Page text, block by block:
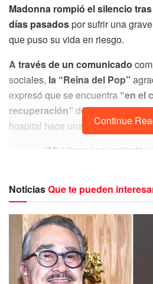
Madonna rompió el silencio
días pasadospor sufrir una
que puso su vida en riesgo.
A través de un comunicado
sociales, la “Reina del Pop”
expresó que se encuentra “en el
recuperación” después de
hospital hace una semana y
“Mi primer pensamiento
a nadie que hubiera
Continue
NoticiasQue te pueden